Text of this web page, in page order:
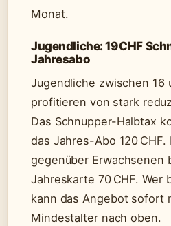
Monat.
Jugendliche: 19 CHF
Jahresabo
Jugendliche zwischen 16
profitieren von stark
Das Schnupper-Halbtax
das Jahres-Abo 120
gegenüber Erwachsenen
Jahreskarte 70 CHF. Wer
kann das Angebot sofort
Mindestalter nach oben.